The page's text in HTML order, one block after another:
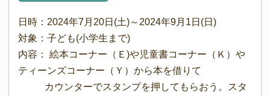
日時：2024年7月20日(土)～2024年9月1日(日)
対象：子ども(小学生まで)
内容： 絵本コーナー（Ｅ)や児童書コーナー（Ｋ）や
ティーンズコーナー（Ｙ）から本を借りて
カウンターでスタンプを押してもらおう。スタ